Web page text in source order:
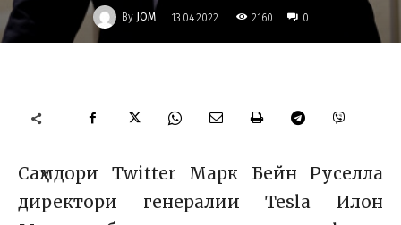
By JOM - 13.04.2022 2160 0
Саҳмдори Twitter Марк Бейн Руселла
директори генералии Tesla Илон